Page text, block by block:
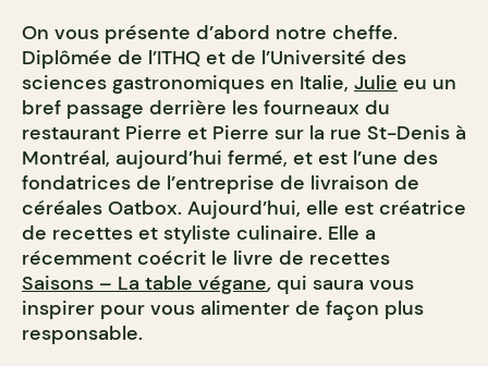
On vous présente d’abord notre cheffe.
Diplômée de l’ITHQ et de l’Université des
sciences gastronomiques en Italie, Julie eu un
bref passage derrière les fourneaux du
restaurant Pierre et Pierre sur la rue St-Denis à
Montréal, aujourd’hui fermé, et est l’une des
fondatrices de l’entreprise de livraison de
céréales Oatbox. Aujourd’hui, elle est créatrice
de recettes et styliste culinaire. Elle a
récemment coécrit le livre de recettes
Saisons – La table végane, qui saura vous
inspirer pour vous alimenter de façon plus
responsable.